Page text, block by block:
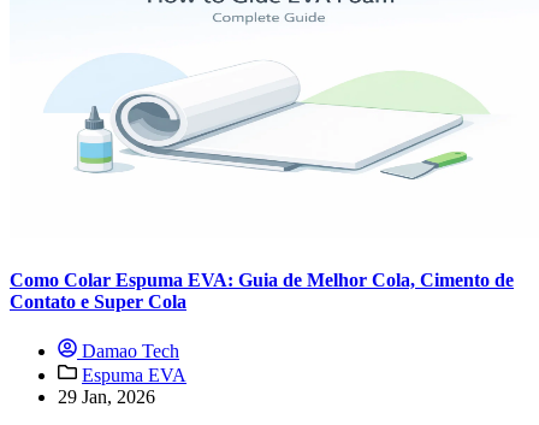
Como Colar Espuma EVA: Guia de Melhor Cola, Cimento de
Contato e Super Cola
Damao Tech
Espuma EVA
29 Jan, 2026